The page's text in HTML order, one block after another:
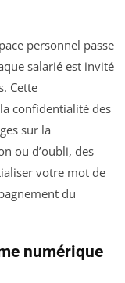
personnel passe
salarié est invité
Cette
confidentialité des
sur la
ou d’oubli, des
votre mot de
du
numérique